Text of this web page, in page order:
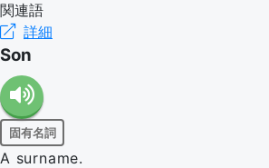
関連語
詳細
Son
固有名詞
A surname.